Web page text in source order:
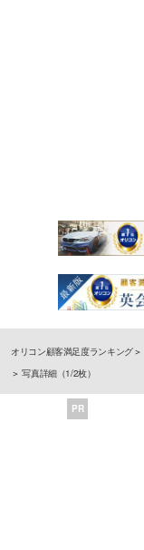
オリコン顧客満足度ランキング
写真詳細（1/2枚）
PR